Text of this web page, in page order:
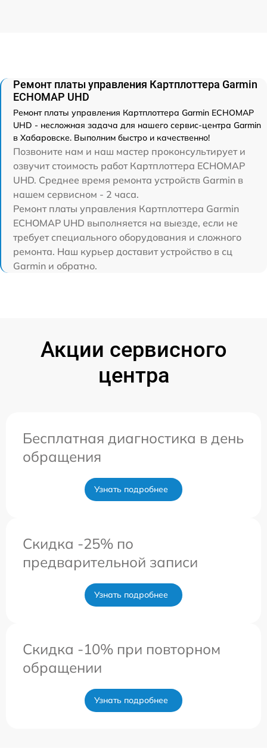
Ремонт платы управления Картплоттера Garmin
ECHOMAP UHD
Ремонт платы управления Картплоттера Garmin ECHOMAP
UHD - несложная задача для нашего сервис-центра Garmin
в Хабаровске. Выполним быстро и качественно!
Позвоните нам и наш мастер проконсультирует и
озвучит стоимость работ Картплоттера ECHOMAP
UHD. Среднее время ремонта устройств Garmin в
нашем сервисном - 2 часа.
Ремонт платы управления Картплоттера Garmin
ECHOMAP UHD выполняется на выезде, если не
требует специального оборудования и сложного
ремонта. Наш курьер доставит устройство в сц
Garmin и обратно.
Акции сервисного
центра
Бесплатная диагностика в день
обращения
Узнать подробнее
Скидка -25% по
предварительной записи
Узнать подробнее
Скидка -10% при повторном
обращении
Узнать подробнее